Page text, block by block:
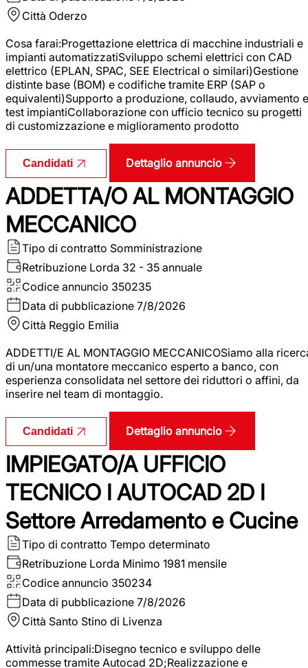
Città Oderzo
Cosa farai:Progettazione elettrica di macchine industriali e
impianti automatizzatiSviluppo schemi elettrici con CAD
elettrico (EPLAN, SPAC, SEE Electrical o similari)Gestione
distinte base (BOM) e codifiche tramite ERP (SAP o
equivalenti)Supporto a produzione, collaudo, avviamento e
test impiantiCollaborazione con ufficio tecnico su progetti
di customizzazione e miglioramento prodotto
Candidati Dettaglio annuncio
ADDETTA/O AL MONTAGGIO
MECCANICO
Tipo di contratto Somministrazione
Retribuzione Lorda 32 - 35 annuale
Codice annuncio 350235
Data di pubblicazione 7/8/2026
Città Reggio Emilia
ADDETTI/E AL MONTAGGIO MECCANICOSiamo alla
di un/una montatore meccanico esperto a banco, con
esperienza consolidata nel settore dei riduttori o affini, da
inserire nel team di montaggio.
Candidati Dettaglio annuncio
IMPIEGATO/A UFFICIO
TECNICO I AUTOCAD 2D I
Settore Arredamento e Cucine
Tipo di contratto Tempo determinato
Retribuzione Lorda Minimo 1981 mensile
Codice annuncio 350234
Data di pubblicazione 7/8/2026
Città Santo Stino di Livenza
Attività principali:Disegno tecnico e sviluppo delle
commesse tramite Autocad 2D;Realizzazione e